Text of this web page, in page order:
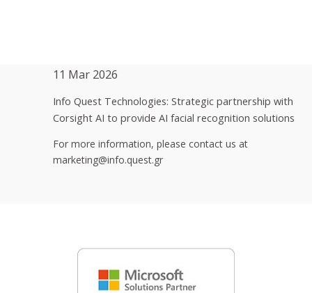
11 Mar 2026
Info Quest Technologies: Strategic partnership with
Corsight AI to provide AI facial recognition solutions
For more information, please contact us at
marketing@info.quest.gr